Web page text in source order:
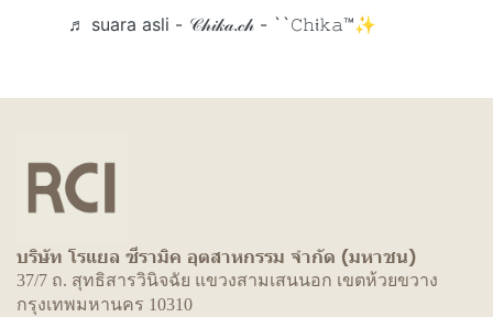
♬ suara asli - 𝒞𝒽𝒾𝓀𝒶.𝒸𝒽 - ``𝙲𝚑𝔦𝚔𝚊™✨
บริษัท โรแยล ซีรามิค อุตสาหกรรม จำกัด (มหาชน)
37/7 ถ. สุทธิสารวินิจฉัย แขวงสามเสนนอก เขตห้วยขวาง
กรุงเทพมหานคร 10310